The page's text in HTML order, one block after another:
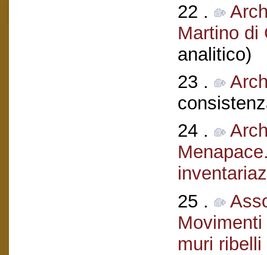
22 .
Martino di
analitico)
23 .
24 .
25 .
muri ribelli